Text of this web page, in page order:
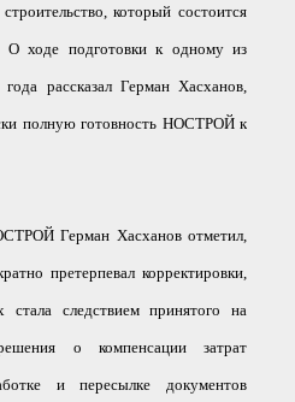
который состоится
О ходе подготовки к одному из
рассказал Герман Хасханов,
полную готовность НОСТРОЙ к
Герман Хасханов отметил,
претерпевал корректировки,
стала следствием принятого на
о компенсации затрат
и пересылке документов